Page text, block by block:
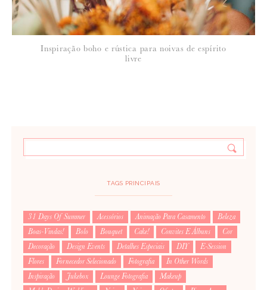
Inspiração boho e rústica para noivas de espírito
livre
TAGS PRINCIPAIS
31 Days Of Summer Acessórios Animação Para Casamento
Beleza
Boas-Vindas!
Bolo Bouquet Cake! Convites E Álbuns
Cor
Decoração
Design Events Detalhes Especiais DIY
E-Session
Flores
Fornecedor Selecionado Fotografia
In Other Words
Inspiração
Jukebox Lounge Fotografia
Makeup